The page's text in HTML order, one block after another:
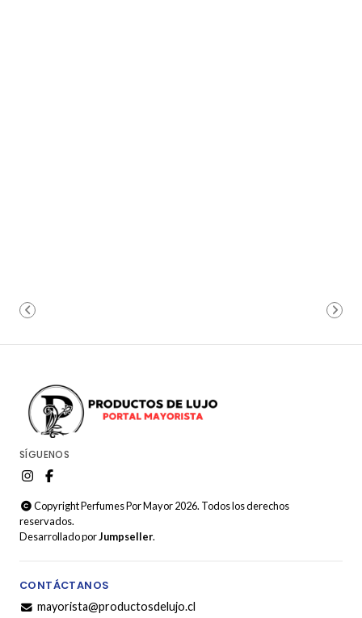
SÍGUENOS
Copyright Perfumes Por Mayor 2026. Todos los derechos
reservados.
Desarrollado porJumpseller.
CONTÁCTANOS
mayorista@productosdelujo.cl